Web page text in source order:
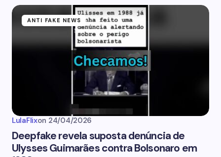
ANTI FAKE NEWS
LulaFlixon 24/04/2026
Deepfake revela suposta denúncia de
Ulysses Guimarães contra Bolsonaro em